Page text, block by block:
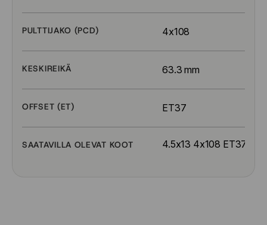
PULTTIJAKO (PCD) 4x108
KESKIREIKÄ 63.3 mm
OFFSET (ET) ET37
SAATAVILLA OLEVAT KOOT 4.5x13 4x108 ET37